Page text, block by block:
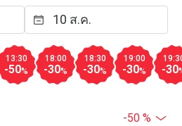
13:30
-50%
18:00
-30%
18:30
-30%
19:00
-30% -30
-50 %